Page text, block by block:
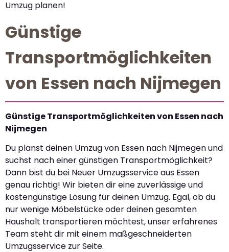
Umzug planen!
Günstige
Transportmöglichkeiten
von Essen nach Nijmegen
Günstige Transportmöglichkeiten von Essen nach
Nijmegen
Du planst deinen Umzug von Essen nach Nijmegen und
suchst nach einer günstigen Transportmöglichkeit?
Dann bist du bei Neuer Umzugsservice aus Essen
genau richtig! Wir bieten dir eine zuverlässige und
kostengünstige Lösung für deinen Umzug. Egal, ob du
nur wenige Möbelstücke oder deinen gesamten
Haushalt transportieren möchtest, unser erfahrenes
Team steht dir mit einem maßgeschneiderten
Umzugsservice zur Seite.